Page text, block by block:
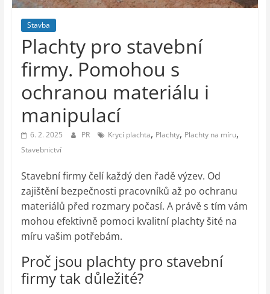
moto,
vesmír
Stavba
Plachty pro stavební
firmy. Pomohou s
ochranou materiálu i
manipulací
6. 2. 2025 PR Krycí plachta, Plachty, Plachty na míru,
Stavebnictví
Stavební firmy čelí každý den řadě výzev. Od
zajištění bezpečnosti pracovníků až po ochranu
materiálů před rozmary počasí. A právě s tím vám
mohou efektivně pomoci kvalitní plachty šité na
míru vašim potřebám.
Proč jsou plachty pro stavební
firmy tak důležité?